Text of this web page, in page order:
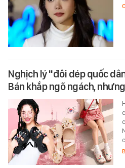
Nghịch lý "đôi dép quốc
Bán khắp ngõ ngách,